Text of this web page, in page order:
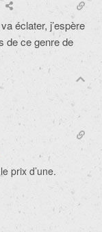
éclater, j’espère
de ce genre de
prix d’une.